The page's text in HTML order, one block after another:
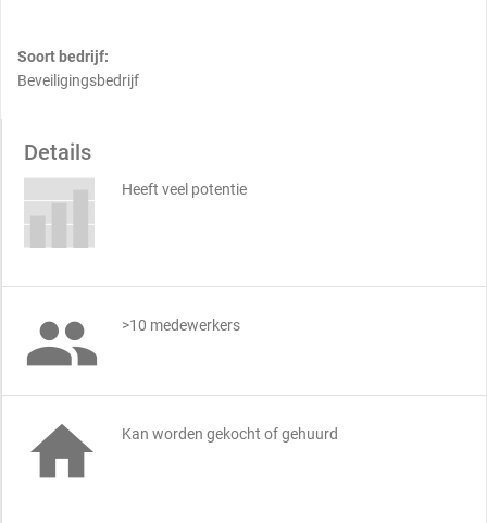
Soort bedrijf:
Beveiligingsbedrijf
Details
Heeft veel potentie
 >10 medewerkers
 Kan worden gekocht of gehuurd